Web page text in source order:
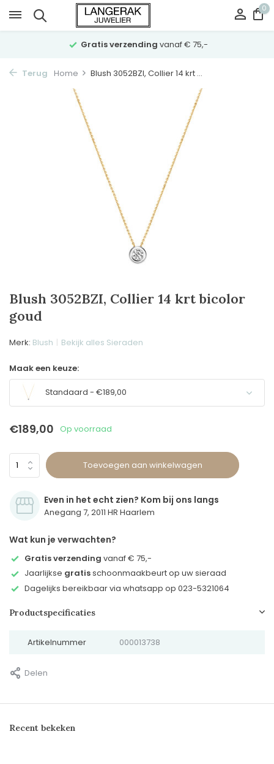
0
Gratis verzending vanaf € 75,-
Terug Home Blush 3052BZI, Collier 14 krt ...
Blush 3052BZI, Collier 14 krt bicolor
goud
Merk: Blush Bekijk alles Sieraden
Maak een keuze:
Standaard - €189,00
€189,00 Op voorraad
Toevoegen aan winkelwagen
Even in het echt zien? Kom bij ons langs
Anegang 7, 2011 HR Haarlem
Wat kun je verwachten?
Gratis verzending vanaf € 75,-
Jaarlijkse gratisschoonmaakbeurt op uw sieraad
Dagelijks bereikbaar via whatsapp op 023-5321064
Productspecificaties
Artikelnummer 000013738
Delen
Recent bekeken